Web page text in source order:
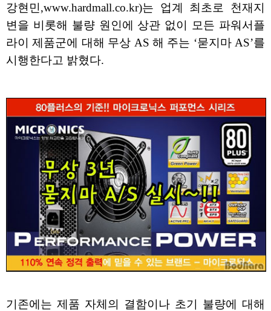
강현민,www.hardmall.co.kr)는 업계 최초로 천재지
변을 비롯해 불량 원인에 상관 없이 모든 파워서플
라이 제품군에 대해 무상 AS 해 주는 ‘묻지마 AS’를
시행한다고 밝혔다.
기존에는 제품 자체의 결함이나 초기 불량에 대해